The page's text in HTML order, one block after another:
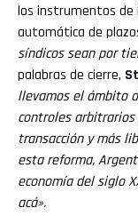
los instrumentos de
automática de
síndicos sean por
palabras de cierre,
llevamos el ámbito
controles arbitrarios
transacción y más
esta reforma,
economía del siglo
acá».